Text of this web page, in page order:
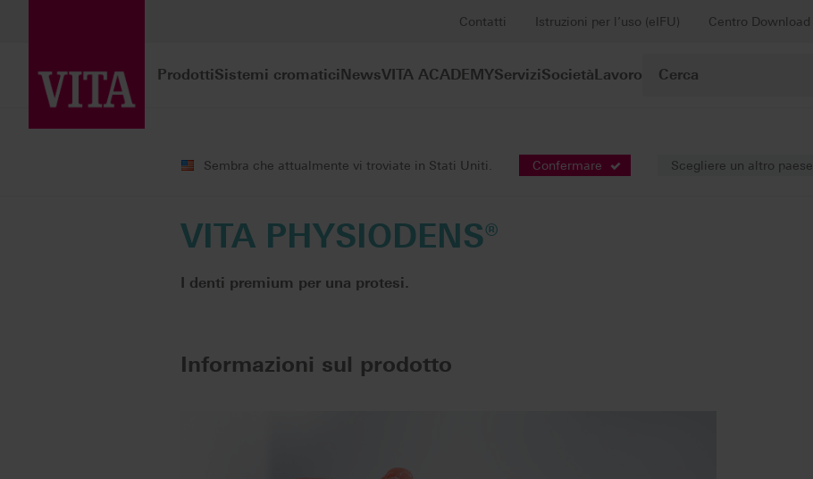
Contatti Istruzioni per l’uso (eIFU) Centro Download
ProdottiSistemi cromaticiNewsVITA ACADEMYServiziSocietàLavoro
Sembra che attualmente vi troviate in Stati Uniti. Confermare Scegliere un altro paese
VITA PHYSIODENS®
I denti premium per una protesi.
Informazioni sul prodotto